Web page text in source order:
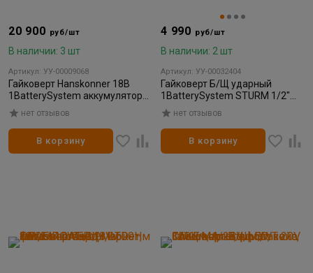
20 900 руб/шт
В наличии: 3 шт
Артикул: УУ-00009068
Гайковерт Hanskonner 18В
1BatterySystem аккумуляторн
ый кейс HS Б/Щ УДАРНЫЙ
420Нм 1/2" 2скор 1x4.0Ач
нет отзывов
В корзину
4 990 руб/шт
В наличии: 2 шт
Артикул: УУ-00032404
Гайковерт Б/Щ ударный
1BatterySystem STURM 1/2"
350Нм, 18В, без АКБ/ЗУ (1/10)
нет отзывов
В корзину